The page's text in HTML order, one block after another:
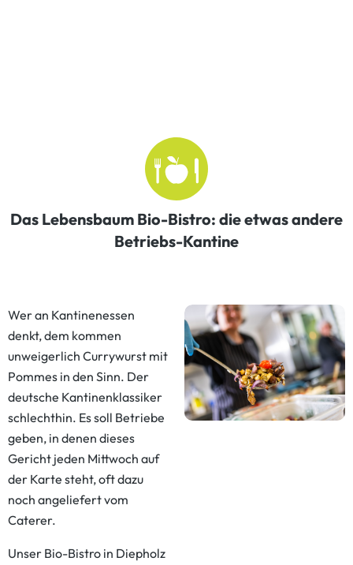
Das Lebensbaum Bio-Bistro: die etwas andere
Betriebs-Kantine
Wer an Kantinenessen
denkt, dem kommen
unweigerlich Currywurst mit
Pommes in den Sinn. Der
deutsche Kantinenklassiker
schlechthin. Es soll Betriebe
geben, in denen dieses
Gericht jeden Mittwoch auf
der Karte steht, oft dazu
noch angeliefert vom
Caterer.
Unser Bio-Bistro in Diepholz